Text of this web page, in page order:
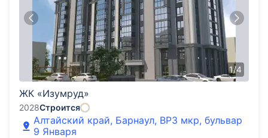
1/4
ЖК «Изумруд»
2028Строится
Алтайский край, Барнаул, ВРЗ мкр, бульвар
9 Января